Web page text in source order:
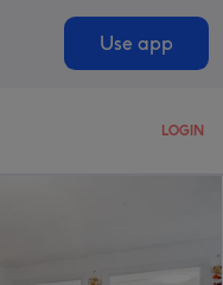
Use app
LOGIN